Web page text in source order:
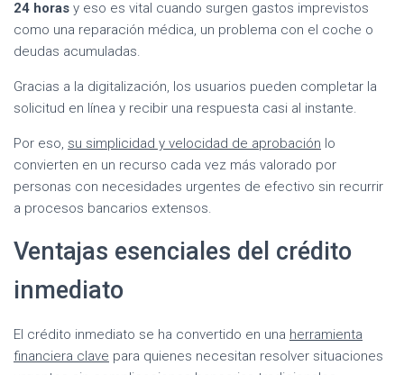
24 horas y eso es vital cuando surgen gastos imprevistos
como una reparación médica, un problema con el coche o
deudas acumuladas.
Gracias a la digitalización, los usuarios pueden completar la
solicitud en línea y recibir una respuesta casi al instante.
Por eso, su simplicidad y velocidad de aprobación lo
convierten en un recurso cada vez más valorado por
personas con necesidades urgentes de efectivo sin recurrir
a procesos bancarios extensos.
Ventajas esenciales del crédito
inmediato
El crédito inmediato se ha convertido en una herramienta
financiera clave para quienes necesitan resolver situaciones